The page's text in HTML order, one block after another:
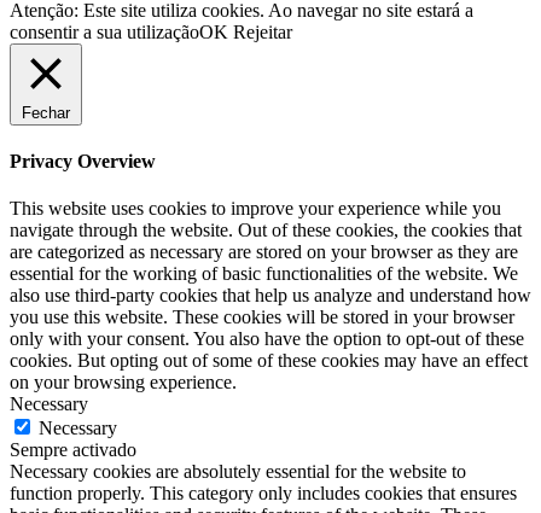
Atenção: Este site utiliza cookies. Ao navegar no site estará a
consentir a sua utilizaçãoOK Rejeitar
Fechar
Privacy Overview
This website uses cookies to improve your experience while you
navigate through the website. Out of these cookies, the cookies that
are categorized as necessary are stored on your browser as they are
essential for the working of basic functionalities of the website. We
also use third-party cookies that help us analyze and understand how
you use this website. These cookies will be stored in your browser
only with your consent. You also have the option to opt-out of these
cookies. But opting out of some of these cookies may have an effect
on your browsing experience.
Necessary
Necessary
Sempre activado
Necessary cookies are absolutely essential for the website to
function properly. This category only includes cookies that ensures